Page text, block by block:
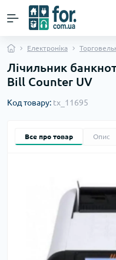
Електроніка
Лічильник
Bill Counter UV
Код товару: tx_11695
Все про товар Опис